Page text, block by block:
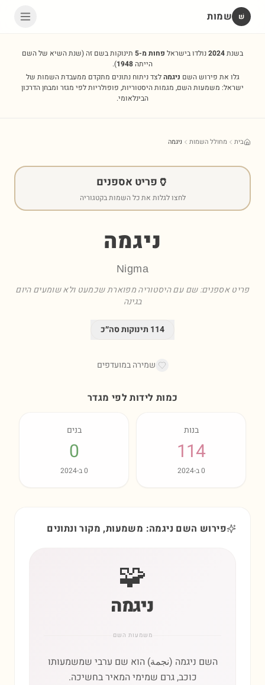
שׁ שמות
בשנת2024נולדו בישראל פחות מ-5 תינוקות בשם זה(שנת השיא של השם
הייתה1948
).
גלו את פירוש השם ניגמהלצד ניתוח נתונים מתקדם ממעבדת השמות של
ישראל: משמעות השם, מגמות היסטוריות, פופולריות לפי מגזר ומבחן הדרכון
הבינלאומי.
בית מחולל השמות ניגמה
🏺 פריט אספנים
לחצו לגלות את כל השמות בקטגוריה
ניגמה
Nigma
פריט אספנים: שם עם היסטוריה מפוארת שכמעט ולא שומעים היום
בגינה
114 תינוקות סה״כ
שמירה במועדפים
כמות לידות לפי מגדר
בנות
114
0ב-2024
בנים
0
0ב-2024
פירוש השם ניגמה: משמעות, מקור ונתונים
🧩
ניגמה
משמעות השם
השם ניגמה (نجمة) הוא שם ערבי שמשמעותו
כוכב, גרם שמימי המאיר בחשיכה.